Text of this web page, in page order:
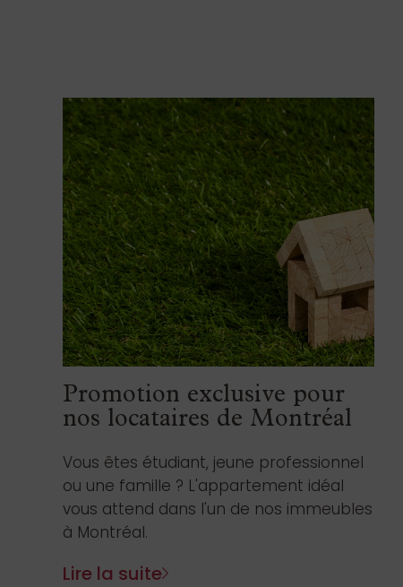
Promotion exclusive pour
nos locataires de Montréal
Vous êtes étudiant, jeune professionnel
ou une famille ? L'appartement idéal
vous attend dans l'un de nos immeubles
à Montréal.
Lire la suite